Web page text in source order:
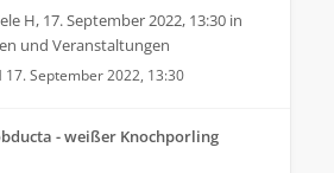
H, 17. September 2022, 13:30 in
und Veranstaltungen
17. September 2022, 13:30
- weißer Knochporling